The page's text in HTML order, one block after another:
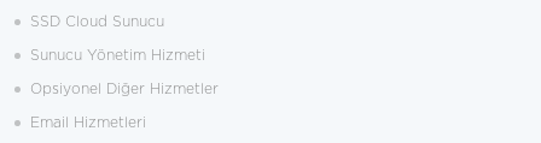
SSD Cloud Sunucu
Sunucu Yönetim Hizmeti
Opsiyonel Diğer Hizmetler
Email Hizmetleri